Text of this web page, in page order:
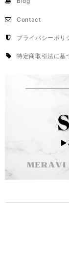
Contact
プライバシーポリ
特定商取引法に基